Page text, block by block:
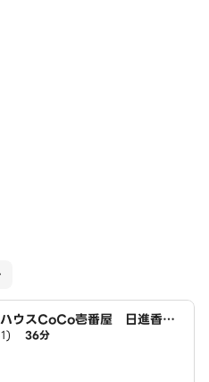
ウスCoCo壱番屋 日進香久
）36分